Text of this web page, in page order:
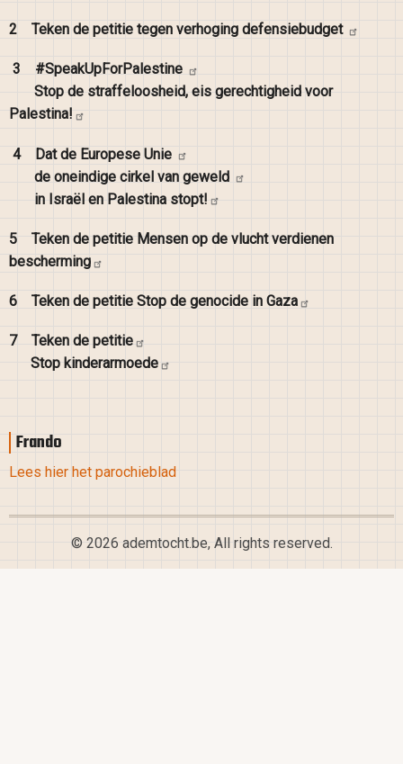
2 Teken de petitie tegen verhoging defensiebudget
3
#SpeakUpForPalestine
Stop de straffeloosheid, eis gerechtigheid voor
Palestina!
4 Dat de Europese Unie
de oneindige cirkel van geweld
in Israël en Palestina stopt!
5 Teken de petitie Mensen op de vlucht verdienen
bescherming
6 Teken de petitie Stop de genocide in Gaza
7 Teken de petitie
Stop kinderarmoede
Frando
Lees hier het parochieblad
© 2026 ademtocht.be, All rights reserved.